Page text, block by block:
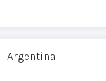
Argentina